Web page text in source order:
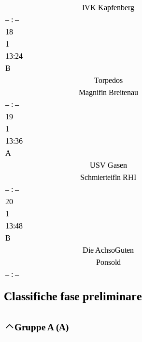
IVK Kapfenberg
– : –
18
1
13:24
B
Torpedos
Magnifin Breitenau
– : –
19
1
13:36
A
USV Gasen
Schmierteifln RHI
– : –
20
1
13:48
B
Die AchsoGuten
Ponsold
– : –
Classifiche fase preliminare
 Gruppe A (A)